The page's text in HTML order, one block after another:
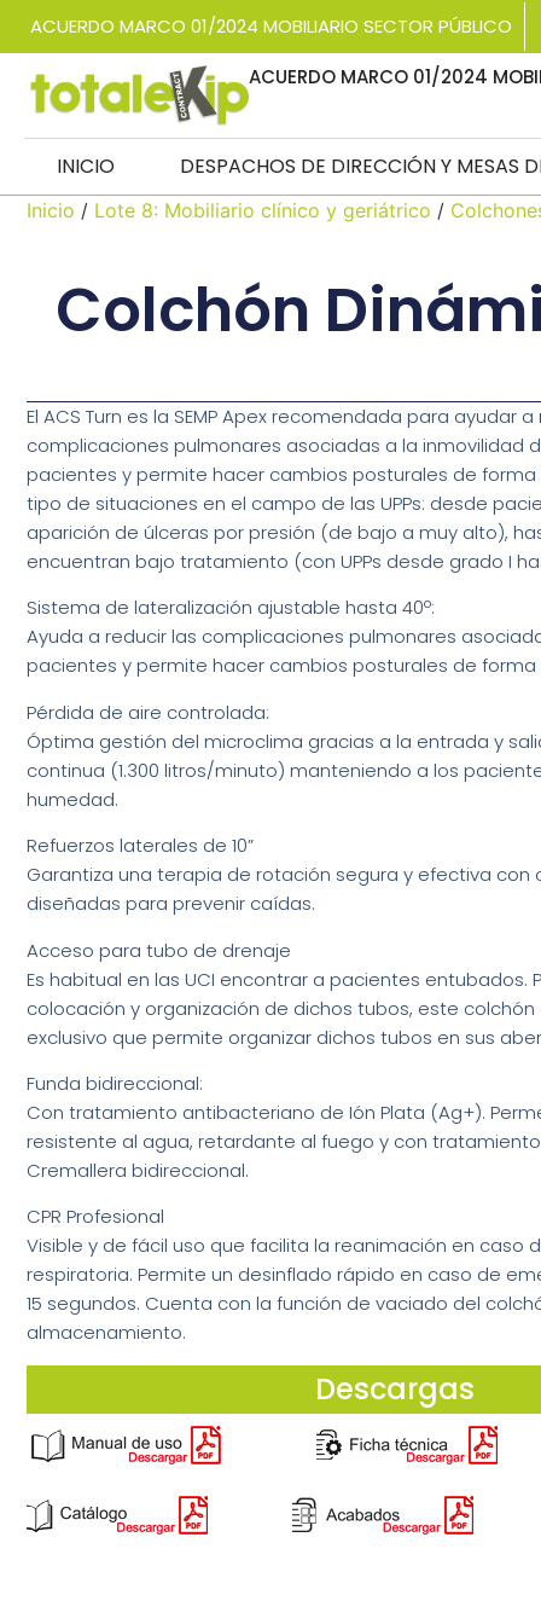
ACUERDO MARCO 01/2024 MOBILIARIO SECTOR PÚBLICO
ACUERDO MARCO 01/2024
INICIO DESPACHOS DE DIRECCIÓN Y MESAS
Inicio / Lote 8: Mobiliario clínico y geriátrico /
Colchón
El ACS Turn es la SEMP Apex recomendada para ayudar
complicaciones pulmonares asociadas a la inmovilidad
pacientes y permite hacer cambios posturales de
tipo de situaciones en el campo de las UPPs: desde
aparición de úlceras por presión (de bajo a muy alto),
encuentran bajo tratamiento (con UPPs desde grado I
Sistema de lateralización ajustable hasta 40º:
Ayuda a reducir las complicaciones pulmonares
pacientes y permite hacer cambios posturales de
Pérdida de aire controlada:
Óptima gestión del microclima gracias a la entrada y
continua (1.300 litros/minuto) manteniendo a los
humedad.
Refuerzos laterales de 10”
Garantiza una terapia de rotación segura y efectiva
diseñadas para prevenir caídas.
Acceso para tubo de drenaje
Es habitual en las UCI encontrar a pacientes entubados.
colocación y organización de dichos tubos, este
exclusivo que permite organizar dichos tubos en sus
Funda bidireccional:
Con tratamiento antibacteriano de Ión Plata (Ag+).
resistente al agua, retardante al fuego y con tratamiento
Cremallera bidireccional.
CPR Profesional
Visible y de fácil uso que facilita la reanimación en caso
respiratoria. Permite un desinflado rápido en caso de
15 segundos. Cuenta con la función de vaciado del
almacenamiento.
Descargas